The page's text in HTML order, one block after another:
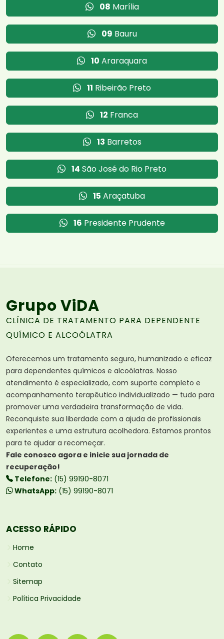
08 Marília
09 Bauru
10 Araraquara
11 Ribeirão Preto
12 Franca
13 Barretos
14 São José do Rio Preto
15 Araçatuba
16 Presidente Prudente
Grupo ViDA
CLÍNICA DE TRATAMENTO PARA DEPENDENTE
QUÍMICO E ALCOÓLATRA
Oferecemos um tratamento seguro, humanizado e eficaz
para dependentes químicos e alcoólatras. Nosso
atendimento é especializado, com suporte completo e
acompanhamento terapêutico individualizado — tudo para
promover uma verdadeira transformação de vida.
Reconquiste sua liberdade com a ajuda de profissionais
experientes e uma estrutura acolhedora. Estamos prontos
para te ajudar a recomeçar.
Fale conosco agora e inicie sua jornada de
recuperação!
Telefone: (15) 99190-8071
WhatsApp: (15) 99190-8071
ACESSO RÁPIDO
Home
Contato
Sitemap
Política Privacidade